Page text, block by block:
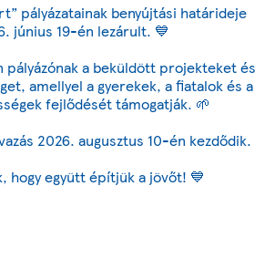
pályázatainak benyújtási határideje
június 19-én lezárult. 💙
pályázónak a beküldött projekteket és
amellyel a gyerekek, a fiatalok és a
fejlődését támogatják. 🌱
2026. augusztus 10-én kezdődik.
hogy együtt építjük a jövőt! 💙